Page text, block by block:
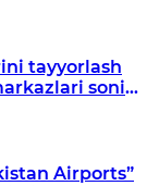
tayyorlash
soni
Airports”